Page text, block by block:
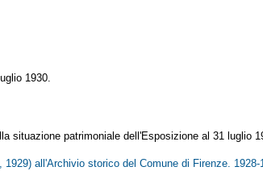
1930.
situazione patrimoniale dell'Esposizione al 31 luglio
all'Archivio storico del Comune di Firenze. 1928-